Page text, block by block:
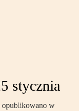
stycznia
opublikowano w